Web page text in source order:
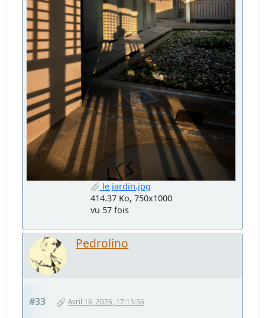
le jardin.jpg
414.37 Ko, 750x1000
vu 57 fois
Pedrolino
#33 Avril 16, 2026, 17:15:56